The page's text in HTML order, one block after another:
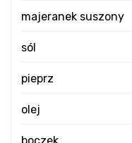
majeranek suszony
sól
pieprz
olej